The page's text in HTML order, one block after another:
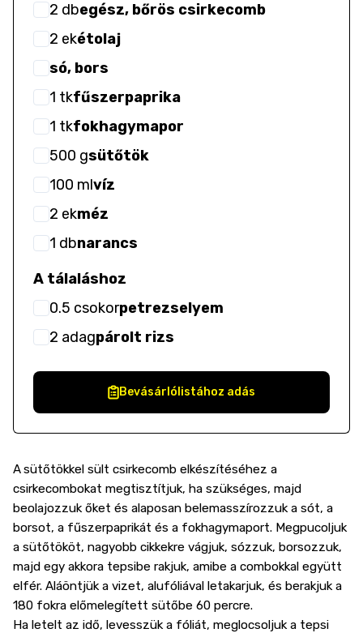
2 dbegész, bőrös csirkecomb
2 ekétolaj
só, bors
1 tkfűszerpaprika
1 tkfokhagymapor
500 gsütőtök
100 mlvíz
2 ekméz
1 dbnarancs
A tálaláshoz
0.5 csokorpetrezselyem
2 adagpárolt rizs
Bevásárlólistához adás
Asütőtökkel sült csirkecomb elkészítéséhez a
csirkecombokat megtisztítjuk, ha szükséges, majd
beolajozzuk őket és alaposan belemasszírozzuk a sót, a
borsot, a fűszerpaprikát és a fokhagymaport. Megpucoljuk
a sütőtököt, nagyobb cikkekre vágjuk, sózzuk, borsozzuk,
majd egy akkora tepsibe rakjuk, amibe a combokkal együtt
elfér. Aláöntjük a vizet, alufóliával letakarjuk, és berakjuk a
180 fokra előmelegített sütőbe 60 percre.
Ha letelt az idő, levesszük a fóliát, meglocsoljuk a tepsi